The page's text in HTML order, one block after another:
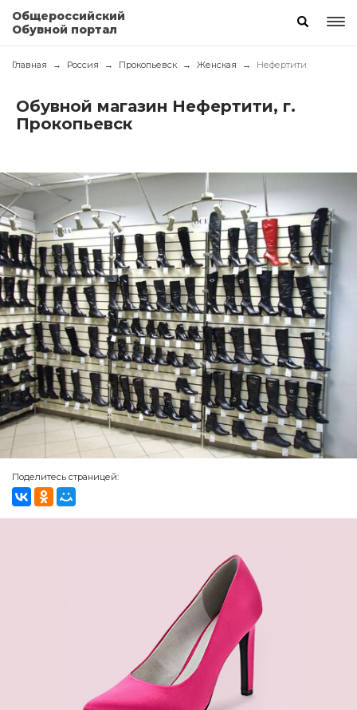
Общероссийский
Обувной портал
Главная Россия Прокопьевск Женская Нефертити
Обувной магазин Нефертити, г.
Прокопьевск
Поделитесь страницей: